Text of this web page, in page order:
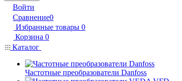
Войти
Сравнение0
Избранные товары 0
Корзина 0
Каталог
Частотные преобразователи Danfoss